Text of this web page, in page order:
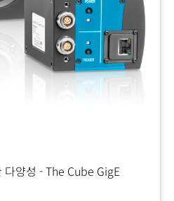
다양성 - The Cube GigE